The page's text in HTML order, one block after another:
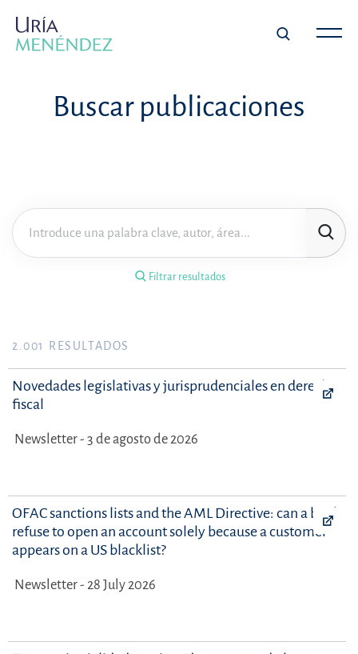
Buscar publicaciones
Filtrar resultados
Filtrar resultados ×
Área de práctica
2.001 RESULTADOS
Novedades legislativas y jurisprudenciales en derecho
fiscal
Newsletter - 3 de agosto de 2026
OFAC sanctions lists and the AML Directive: can a bank
refuse to open an account solely because a customer
appears on a US blacklist?
Newsletter - 28 July 2026